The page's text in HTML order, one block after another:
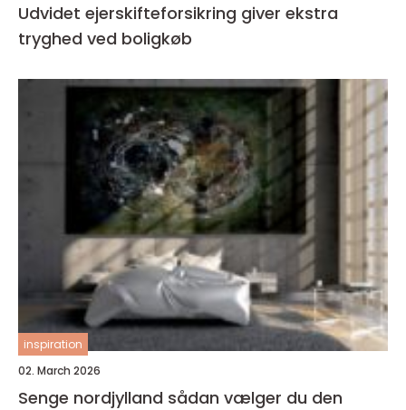
Udvidet ejerskifteforsikring giver ekstra
tryghed ved boligkøb
inspiration
02. March 2026
Senge nordjylland sådan vælger du den